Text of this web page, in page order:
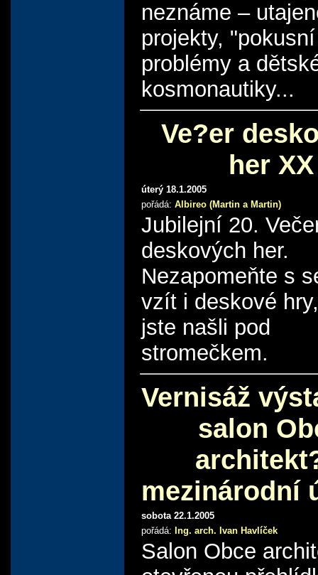
neznáme –
projekty,
problémy a
kosmonautiky...
Ve?er
her XX
úterý 18.1.2005
pořádá: Albireo (Martin a Martin)
Jubilejní 20.
deskových her.
Nezapomeňte s
vzít i deskové
jste našli pod
stromečkem.
Vernisáž
salon
mezinárodní
sobota 22.1.2005
pořádá: Ing. arch. Ivan Havlíček
Salon Obce